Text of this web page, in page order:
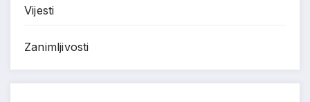
Vijesti
Zanimljivosti